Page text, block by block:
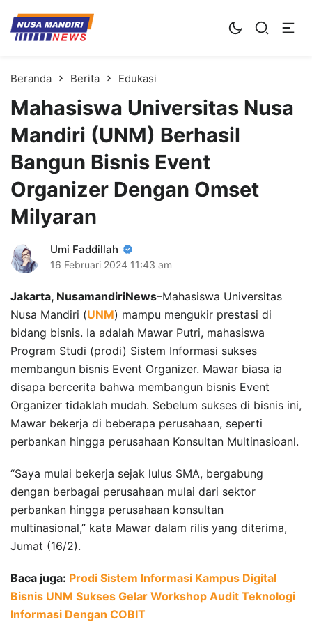
Kampus Digital Bisnis
Universitas Nusa Mandiri
Beranda Berita Edukasi
Mahasiswa Universitas Nusa
Mandiri (UNM) Berhasil
Bangun Bisnis Event
Organizer Dengan Omset
Milyaran
Umi Faddillah
16 Februari 2024 11:43 am
Jakarta, NusamandiriNews–Mahasiswa Universitas
Nusa Mandiri (UNM) mampu mengukir prestasi di
bidang bisnis. Ia adalah Mawar Putri, mahasiswa
Program Studi (prodi) Sistem Informasi sukses
membangun bisnis Event Organizer. Mawar biasa ia
disapa bercerita bahwa membangun bisnis Event
Organizer tidaklah mudah. Sebelum sukses di bisnis ini,
Mawar bekerja di beberapa perusahaan, seperti
perbankan hingga perusahaan Konsultan Multinasioanl.
“Saya mulai bekerja sejak lulus SMA, bergabung
dengan berbagai perusahaan mulai dari sektor
perbankan hingga perusahaan konsultan
multinasional,” kata Mawar dalam rilis yang diterima,
Jumat (16/2).
Baca juga: Prodi Sistem Informasi Kampus Digital
Bisnis UNM Sukses Gelar Workshop Audit Teknologi
Informasi Dengan COBIT